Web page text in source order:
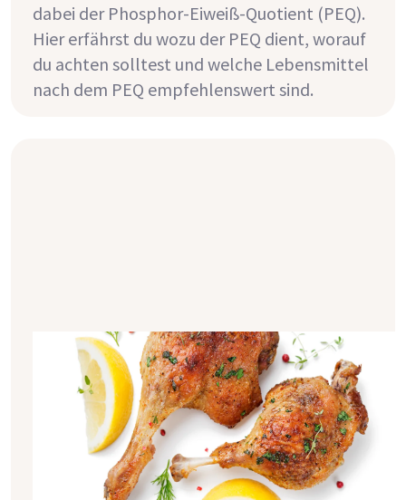
dabei der Phosphor-Eiweiß-Quotient (PEQ).
Hier erfährst du wozu der PEQ dient, worauf
du achten solltest und welche Lebensmittel
nach dem PEQ empfehlenswert sind.
Was sind Phosphatpunkte und
wieso sind sie bei Dialyse relevant?
Die reduzierte Zufuhr von Phosphat ist für
fast alle Dialysepatient:innen von großer
Bedeutung und kann bei einer
fortschreitenden Abnahme der